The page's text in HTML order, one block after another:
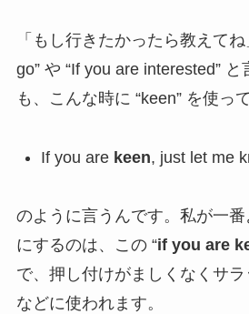
「もし行きたかったら教えて
go” や “If you are interested”
も、こんな時に “keen” を使って
If you are keen, just let me
のように言うんです。私が一番
にするのは、この “if you are
で、押し付けがましくなくサ
などに使われます。